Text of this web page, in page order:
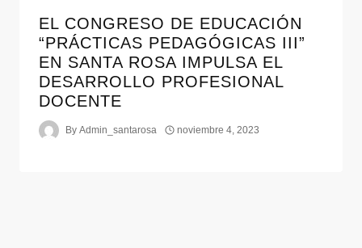
EL CONGRESO DE EDUCACIÓN
“PRÁCTICAS PEDAGÓGICAS III”
EN SANTA ROSA IMPULSA EL
DESARROLLO PROFESIONAL
DOCENTE
By Admin_santarosa noviembre 4, 2023